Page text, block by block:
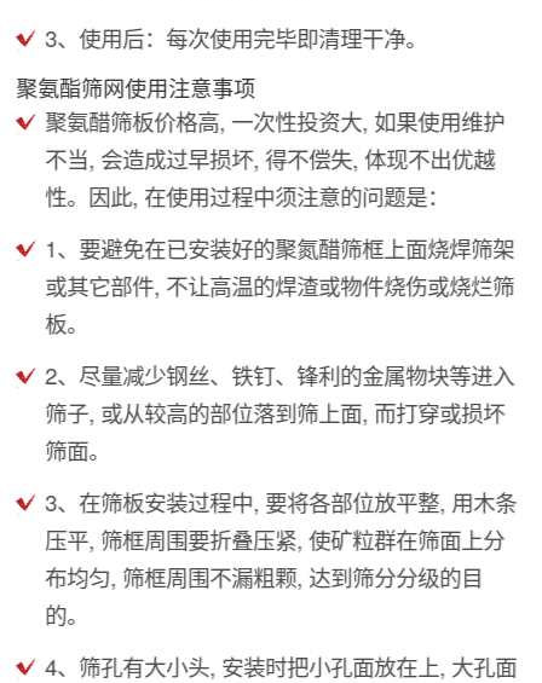
3、使用后：每次使用完毕即清理干净。
聚氨酯筛网使用注意事项
聚氨醋筛板价格高, 一次性投资大, 如果使用维护
不当, 会造成过早损坏, 得不偿失, 体现不出优越
性。因此, 在使用过程中须注意的问题是：
1、要避免在已安装好的聚氮醋筛框上面烧焊筛架
或其它部件, 不让高温的焊渣或物件烧伤或烧烂筛
板。
2、尽量减少钢丝、铁钉、锋利的金属物块等进入
筛子, 或从较高的部位落到筛上面, 而打穿或损坏
筛面。
3、在筛板安装过程中, 要将各部位放平整, 用木条
压平, 筛框周围要折叠压紧, 使矿粒群在筛面上分
布均匀, 筛框周围不漏粗颗, 达到筛分分级的目
的。
4、筛孔有大小头, 安装时把小孔面放在上, 大孔面